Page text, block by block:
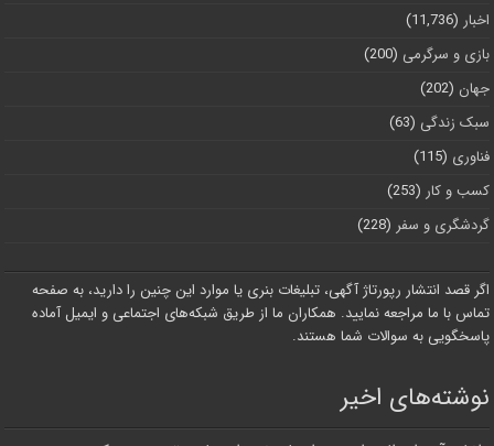
اخبار (11,736)
بازی و سرگرمی (200)
جهان (202)
سبک زندگی (63)
فناوری (115)
کسب و کار (253)
گردشگری و سفر (228)
اگر قصد انتشار رپورتاژ آگهی، تبلیغات بنری یا موارد این چنین را دارید، به صفحه
تماس با ما مراجعه نمایید. همکاران ما از طریق شبکه‌های اجتماعی و ایمیل آماده
پاسخگویی به سوالات شما هستند.
نوشته‌های اخیر